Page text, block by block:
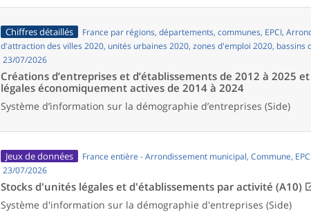
Chiffres détaillés
France par régions, départements, communes, EPCI,
d'attraction des villes 2020, unités urbaines 2020, zones d'emploi 2020, bassins
23/07/2026
Créations d’entreprises et d’établissements de 2012 à 2025
légales économiquement actives de 2014 à 2024
Système d’information sur la démographie d’entreprises (Side)
Jeux de données
France entière - Arrondissement municipal, Commune,
23/07/2026
Stocks d'unités légales et d'établissements par activité (A10)
Système d'information sur la démographie d'entreprises (Side)